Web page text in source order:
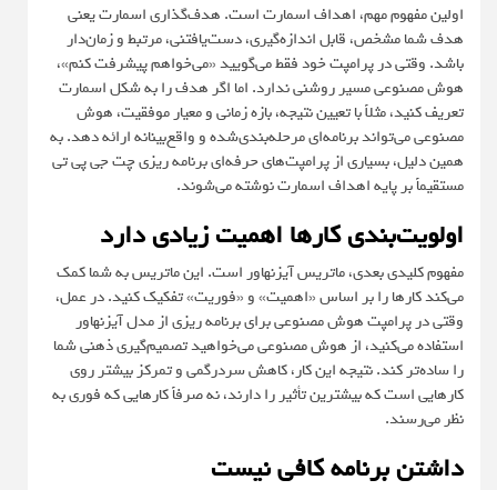
اولین مفهوم مهم، اهداف اسمارت است. هدف‌گذاری اسمارت یعنی
هدف شما مشخص، قابل اندازه‌گیری، دست‌یافتنی، مرتبط و زمان‌دار
باشد. وقتی در پرامپت خود فقط می‌گویید «می‌خواهم پیشرفت کنم»،
هوش مصنوعی مسیر روشنی ندارد. اما اگر هدف را به شکل اسمارت
تعریف کنید، مثلاً با تعیین نتیجه، بازه زمانی و معیار موفقیت، هوش
مصنوعی می‌تواند برنامه‌ای مرحله‌بندی‌شده و واقع‌بینانه ارائه دهد. به
همین دلیل، بسیاری از پرامپت‌های حرفه‌ای برنامه ریزی چت جی پی تی
مستقیماً بر پایه اهداف اسمارت نوشته می‌شوند.
اولویت‌بندی کارها اهمیت زیادی دارد
مفهوم کلیدی بعدی، ماتریس آیزنهاور است. این ماتریس به شما کمک
می‌کند کارها را بر اساس «اهمیت» و «فوریت» تفکیک کنید. در عمل،
وقتی در پرامپت هوش مصنوعی برای برنامه ریزی از مدل آیزنهاور
استفاده می‌کنید، از هوش مصنوعی می‌خواهید تصمیم‌گیری ذهنی شما
را ساده‌تر کند. نتیجه این کار، کاهش سردرگمی و تمرکز بیشتر روی
کارهایی است که بیشترین تأثیر را دارند، نه صرفاً کارهایی که فوری به
نظر می‌رسند.
داشتن برنامه کافی نیست